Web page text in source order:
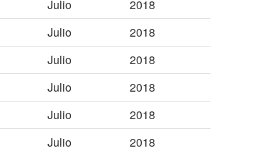
Julio
2018
Julio
2018
Julio
2018
Julio
2018
Julio
2018
Julio
2018